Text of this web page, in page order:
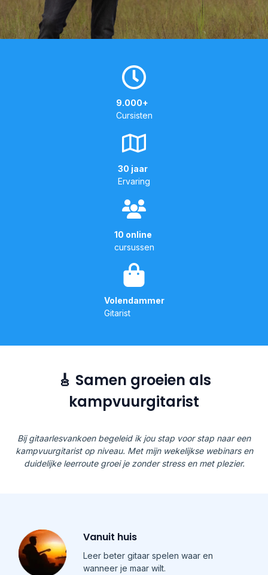
9.000+
Cursisten
30 jaar
Ervaring
10 online
cursussen
Volendammer
Gitarist
🎸 Samen groeien als
kampvuurgitarist
Bij gitaarlesvankoen begeleid ik jou stap voor stap naar een
kampvuurgitarist op niveau. Met mijn wekelijkse webinars en
duidelijke leerroute groei je zonder stress en met plezier.
Vanuit huis
Leer beter gitaar spelen waar en
wanneer je maar wilt.